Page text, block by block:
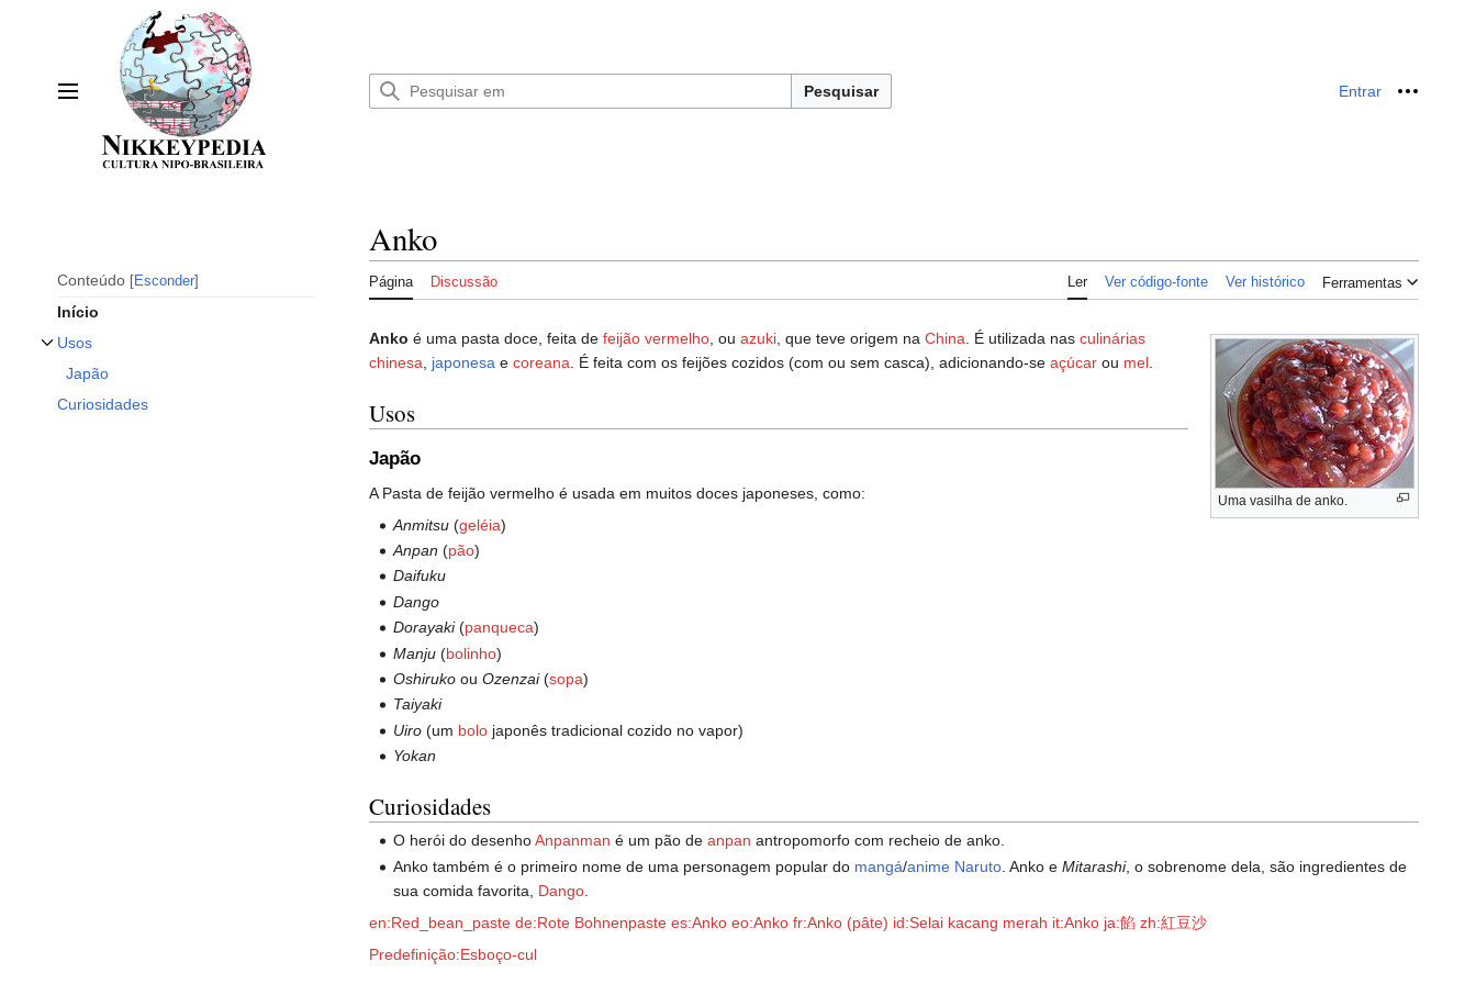
Menu principal
Pesquisar Entrar
Conteúdo Esconder
Início
Usos
Japão
Curiosidades
Anko
Página Discussão Ler Ver código-fonte Ver histórico Ferramentas
Uma vasilha de anko.
Anko é uma pasta doce, feita de feijão vermelho , ou azuki , que teve origem na China . É utilizada nas culinárias
chinesa
japonesa e coreana . É feita com os feijões cozidos (com ou sem casca), adicionando-se açúcar ou mel
Usos
Japão
A Pasta de feijão vermelho é usada em muitos doces japoneses, como:
Anmitsu (geléia)
Anpan (pão)
Daifuku
Dango
Dorayaki(panqueca)
Manju (bolinho)
Oshiruko ouOzenzai(sopa)
Taiyaki
Uiro (um bolo japonês tradicional cozido no vapor)
Yokan
Curiosidades
O herói do desenhoAnpanman é um pão deanpan antropomorfo com recheio de anko.
Anko também é o primeiro nome de uma personagem popular do mangá/anime Naruto . Anko eMitarashi, o sobrenome dela, são ingredientes de
sua comida favorita, Dango
en:Red_bean_paste de:Rote Bohnenpaste es:Anko eo:Anko fr:Anko (pâte) id:Selai kacang merah it:Anko ja:餡 zh:紅豆沙
Predefinição:Esboço-cul